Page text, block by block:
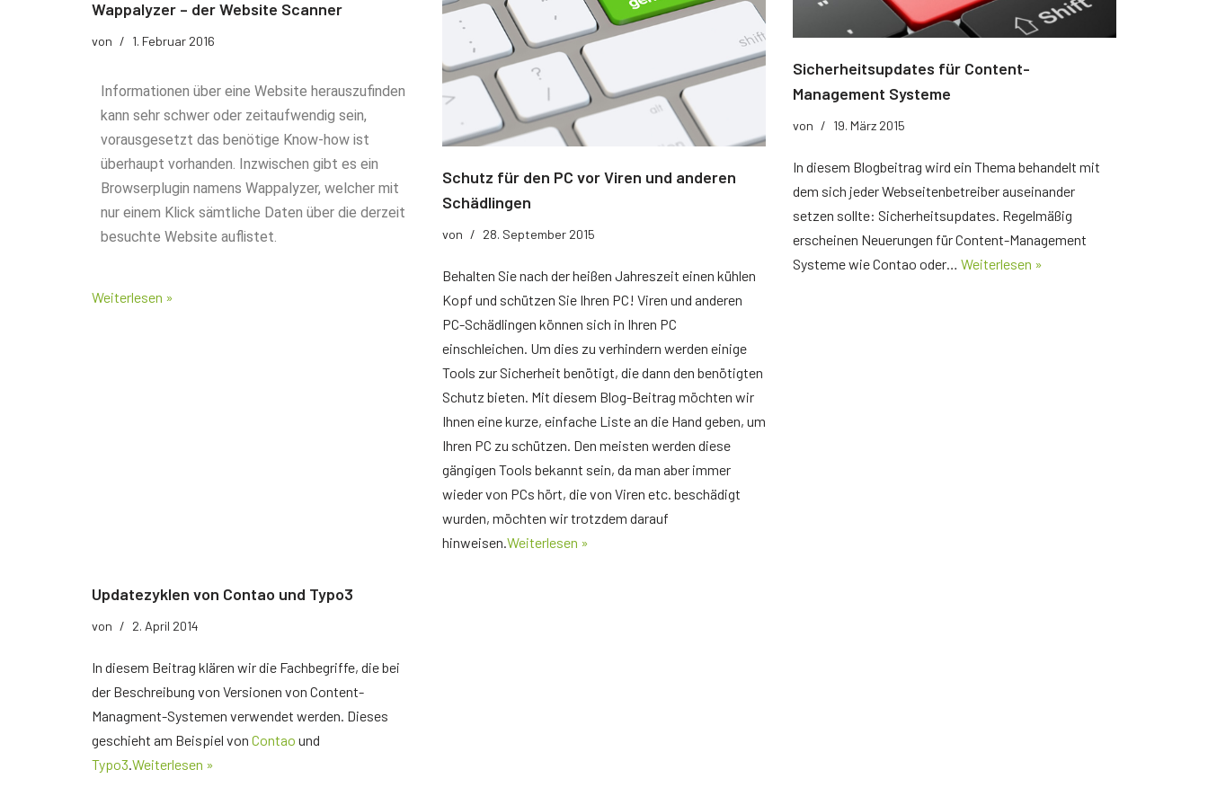
Rezension
Teilnehmerbericht 1
Top Ten Tipps
Top Ten Tipps für Google Ads
Top Ten Tipps für Google Analytics
Top Ten Tipps für My Business
Wappalyzer – der Website Scanner
von 1. Februar 2016
Informationen über eine Website herauszufinden
kann sehr schwer oder zeitaufwendig sein,
vorausgesetzt das benötige Know-how ist
überhaupt vorhanden. Inzwischen gibt es ein
Browserplugin namens Wappalyzer, welcher mit
nur einem Klick sämtliche Daten über die derzeit
besuchte Website auflistet.
Weiterlesen »
Schutz für den PC vor Viren und anderen
Schädlingen
von 28. September 2015
Behalten Sie nach der heißen Jahreszeit einen kühlen
Kopf und schützen Sie Ihren PC! Viren und anderen
PC-Schädlingen können sich in Ihren PC
einschleichen. Um dies zu verhindern werden einige
Tools zur Sicherheit benötigt, die dann den benötigten
Schutz bieten. Mit diesem Blog-Beitrag möchten wir
Ihnen eine kurze, einfache Liste an die Hand geben, um
Ihren PC zu schützen. Den meisten werden diese
gängigen Tools bekannt sein, da man aber immer
wieder von PCs hört, die von Viren etc. beschädigt
wurden, möchten wir trotzdem darauf
hinweisen.Weiterlesen »
Sicherheitsupdates für Content-
Management Systeme
von 19. März 2015
In diesem Blogbeitrag wird ein Thema behandelt mit
dem sich jeder Webseitenbetreiber auseinander
setzen sollte: Sicherheitsupdates. Regelmäßig
erscheinen Neuerungen für Content-Management
Systeme wie Contao oder… Weiterlesen »
Updatezyklen von Contao und Typo3
von 2. April 2014
In diesem Beitrag klären wir die Fachbegriffe, die bei
der Beschreibung von Versionen von Content-
Managment-Systemen verwendet werden. Dieses
geschieht am Beispiel von Contao und
Typo3.Weiterlesen »